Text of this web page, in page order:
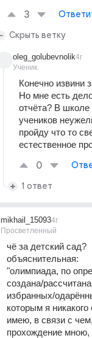
3
Скрыть ветку
oleg_golubevnolik
Ученик
4г
Конечно извини
Но мне есть
отчёта? В школе
учеников
пройду что то
естественное
0
1 ответ
mikhail_15093
Просветленный
4г
чё за детский сад?
объяснительная:
"олимпиада, по
создана/
избранных/
которым я
имею, в связи с
прохождение мною,